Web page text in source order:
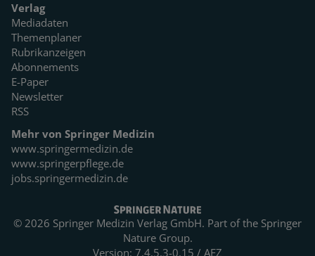
Verlag
Mediadaten
Themenplaner
Rubrikanzeigen
Abonnements
E-Paper
Newsletter
RSS
Mehr von Springer Medizin
www.springermedizin.de
www.springerpflege.de
jobs.springermedizin.de
© 2026 Springer Medizin Verlag GmbH. Part of the Springer
Nature Group.
Version: 7.4.5.3-0.15 / AEZ